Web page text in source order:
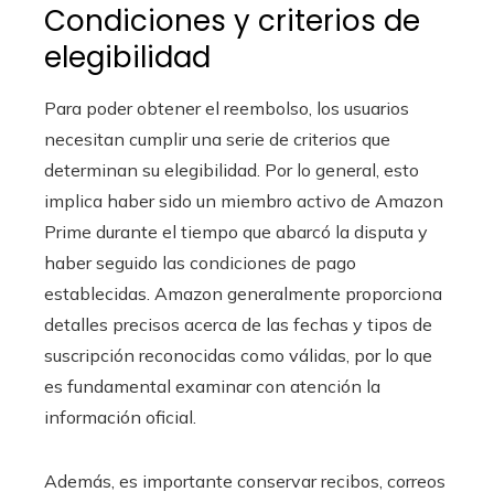
Condiciones y criterios de
elegibilidad
Para poder obtener el reembolso, los usuarios
necesitan cumplir una serie de criterios que
determinan su elegibilidad. Por lo general, esto
implica haber sido un miembro activo de Amazon
Prime durante el tiempo que abarcó la disputa y
haber seguido las condiciones de pago
establecidas. Amazon generalmente proporciona
detalles precisos acerca de las fechas y tipos de
suscripción reconocidas como válidas, por lo que
es fundamental examinar con atención la
información oficial.
Además, es importante conservar recibos, correos